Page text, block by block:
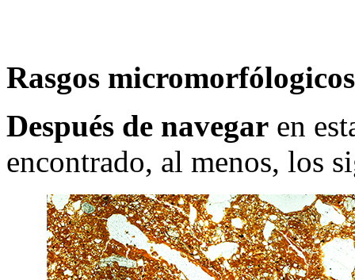
Rasgos micromorfólogicos
Después de navegar en
encontrado, al menos, los